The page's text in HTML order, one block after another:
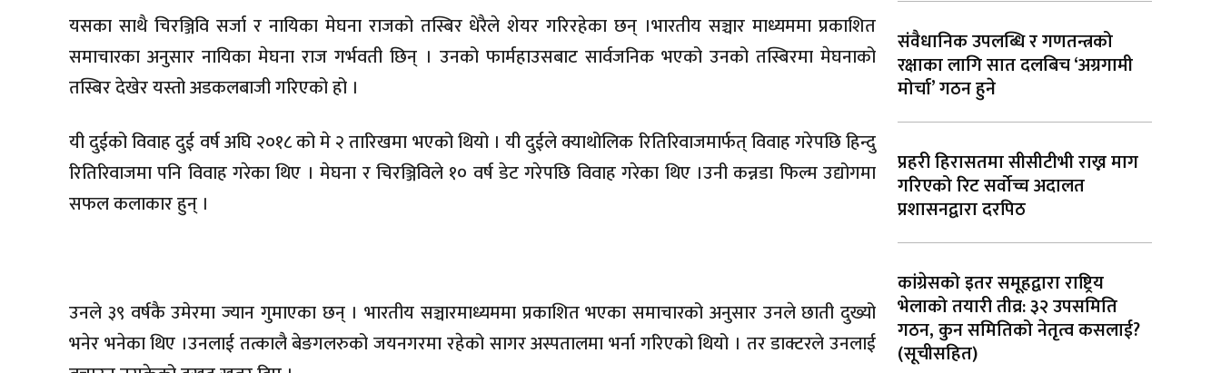
यसका साथै चिरञ्जिवि सर्जा र नायिका मेघना राजको तस्बिर धेरैले शेयर गरिरहेका छन् ।भारतीय सञ्चार माध्यममा प्रकाशित
समाचारका अनुसार नायिका मेघना राज गर्भवती छिन् । उनको फार्महाउसबाट सार्वजनिक भएको उनको तस्बिरमा मेघनाको
तस्बिर देखेर यस्तो अडकलबाजी गरिएको हो ।
यी दुईको विवाह दुई वर्ष अघि २०१८ को मे २ तारिखमा भएको थियो । यी दुईले क्याथोलिक रितिरिवाजमार्फत् विवाह गरेपछि हिन्दु
रितिरिवाजमा पनि विवाह गरेका थिए । मेघना र चिरञ्जिविले १० वर्ष डेट गरेपछि विवाह गरेका थिए ।उनी कन्नडा फिल्म उद्योगमा
सफल कलाकार हुन् ।
उनले ३९ वर्षकै उमेरमा ज्यान गुमाएका छन् । भारतीय सञ्चारमाध्यममा प्रकाशित भएका समाचारको अनुसार उनले छाती दुख्यो
भनेर भनेका थिए ।उनलाई तत्कालै बेङगलरुको जयनगरमा रहेको सागर अस्पतालमा भर्ना गरिएको थियो । तर डाक्टरले उनलाई
संवैधानिक उपलब्धि र गणतन्त्रको
रक्षाका लागि सात दलबिच ‘अग्रगामी
मोर्चा’ गठन हुने
प्रहरी हिरासतमा सीसीटीभी राख्न माग
गरिएको रिट सर्वोच्च अदालत
प्रशासनद्वारा दरपिठ
कांग्रेसको इतर समूहद्वारा राष्ट्रिय
भेलाको तयारी तीव्र: ३२ उपसमिति
गठन, कुन समितिको नेतृत्व कसलाई?
(सूचीसहित)